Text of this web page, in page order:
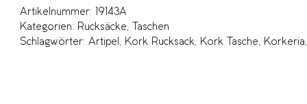
Artikelnummer:
19143A
Kategorien: Rucksäcke,
Taschen
Schlagwörter: Artipel , Kork Rucksack, Kork Tasche, Korkeria,